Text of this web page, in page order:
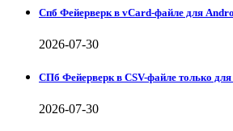
Спб Фейерверк в vCard-файле для
2026-07-30
СПб Фейерверк в CSV-файле только
2026-07-30